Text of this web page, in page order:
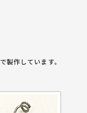
で製作しています。